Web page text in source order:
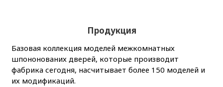
Продукция
Базовая коллекция моделей межкомнатных
шпононованих дверей, которые производит
фабрика сегодня, насчитывает более 150 моделей и
их модификаций.